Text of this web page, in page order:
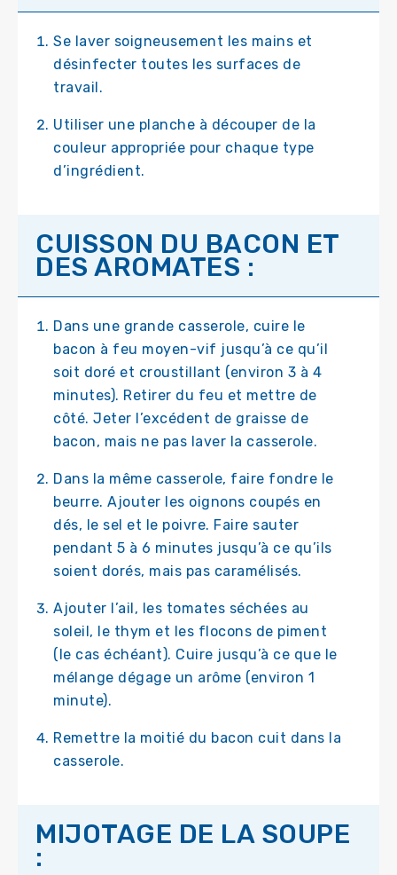
Se laver soigneusement les mains et
désinfecter toutes les surfaces de
travail.
Utiliser une planche à découper de la
couleur appropriée pour chaque type
d’ingrédient.
CUISSON DU BACON ET
DES AROMATES :
Dans une grande casserole, cuire le
bacon à feu moyen-vif jusqu’à ce qu’il
soit doré et croustillant (environ 3 à 4
minutes). Retirer du feu et mettre de
côté. Jeter l’excédent de graisse de
bacon, mais ne pas laver la casserole.
Dans la même casserole, faire fondre le
beurre. Ajouter les oignons coupés en
dés, le sel et le poivre. Faire sauter
pendant 5 à 6 minutes jusqu’à ce qu’ils
soient dorés, mais pas caramélisés.
Ajouter l’ail, les tomates séchées au
soleil, le thym et les flocons de piment
(le cas échéant). Cuire jusqu’à ce que le
mélange dégage un arôme (environ 1
minute).
Remettre la moitié du bacon cuit dans la
casserole.
MIJOTAGE DE LA SOUPE
: